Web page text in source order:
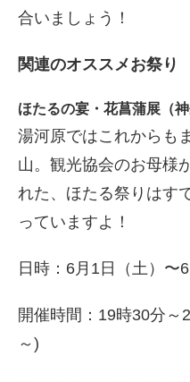
合いましょう！
関連のオススメお祭り
ほたるの宴・花菖蒲展（神
湯河原ではこれからも
山。観光協会のお母様
れた、ほたる祭りはす
っていますよ！
日時：6月1日（土）〜6
開催時間：19時30分～
～)